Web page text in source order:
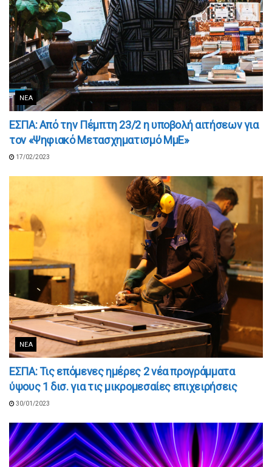
ΝΈΑ
ΕΣΠΑ: Από την Πέμπτη 23/2 η υποβολή αιτήσεων για
τον «Ψηφιακό Μετασχηματισμό ΜμΕ»
17/02/2023
ΝΈΑ
ΕΣΠΑ: Τις επόμενες ημέρες 2 νέα προγράμματα
ύψους 1 δισ. για τις μικρομεσαίες επιχειρήσεις
30/01/2023